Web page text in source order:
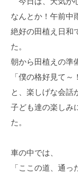
なんとか！午前中
絶好の田植え日和
た。
朝から田植えの準
「僕の格好見て～
と、楽しげな会話
子ども達の楽しみ
た。
車の中では、
「ここの道、通